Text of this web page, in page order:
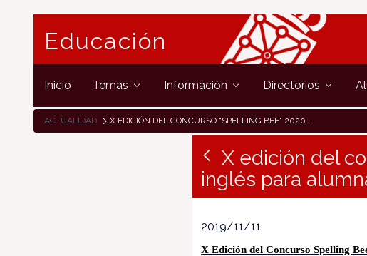
Educación
Inicio Temas Información Directorios
ACTUALIDAD X EDICIÓN DEL CONCURSO "SPELLING BEE" 2020 DE DELETREO EN INGLÉS PARA ALUMNADO DE EDUCACIÓN PRIMARIA Y SECUNDARIA
X edición del
inglés para
2019/11/11
X Edición del Concurso Spelling